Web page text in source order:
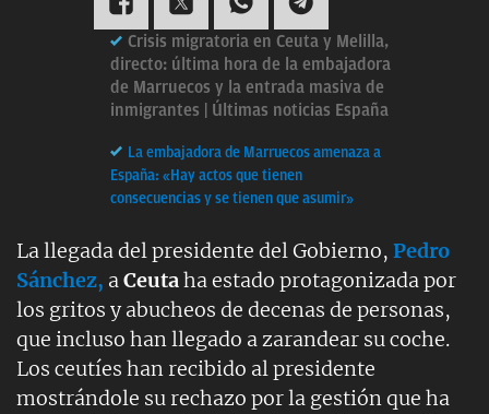
Crisis migratoria en Ceuta y Melilla,
directo: última hora de la embajadora
de Marruecos y la entrada masiva de
inmigrantes | Últimas noticias España
La embajadora de Marruecos amenaza a
España: «Hay actos que tienen
consecuencias y se tienen que asumir»
La llegada del presidente del Gobierno, Pedro
Sánchez, aCeutaha estado protagonizada por
los gritos y abucheos de decenas de personas,
que incluso han llegado a zarandear su coche.
Los ceutíes han recibido al presidente
mostrándole su rechazo por la gestión que ha